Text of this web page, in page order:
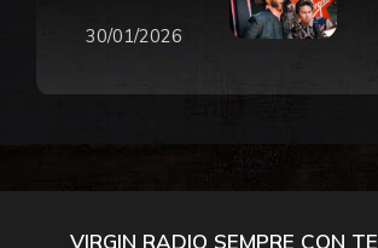
30/01/2026
VIRGIN RADIO SEMPRE CON